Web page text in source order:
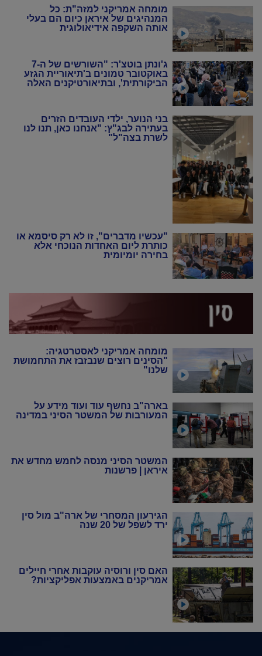
מומחה אמריקני למזה"ת: כל
המנהיגים של איראן כיום הם בעלי
אותה השקפה אידיאולוגית
ג'ונתן בוטצ'ר: "השורשים של ה-7
באוקטובר טמונים ב'תיאוריית הגזע
הביקורתית', ובתיאורטיקנים האלה
בני הנוער, ילדי העובדים הזרים
בעתירה לבג"ץ: "אנחנו כאן, תנו לנו
לשרת בצה"ל"
"עכשיו מדברים", זו לא רק סיסמא או
כותרת ליום האחדות הנוכחי אלא
בחירה יומיומית
מומחה אמריקני לאסטרטגיה:
"הסינים רוצים שנבזבז את התחמושת
שלנו"
בארה"ב נחשף עוד ועוד מידע על
המעורבות של המשטר הסיני במדינה
המשטר הסיני מנסה לחמש מחדש את
איראן | פרשנות
הגירעון המסחרי של ארה"ב מול סין
ירד לשפל של 20 שנה
האם סין ורוסיה עוקבות אחרי חיילים
אמריקנים באמצעות אפליקציות?